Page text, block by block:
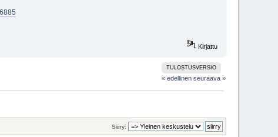
Kirjattu
TULOSTUSVERSIO
« edellinen seuraava »
Siirry: